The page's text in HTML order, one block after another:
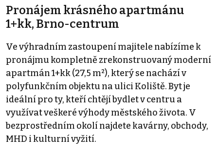
Pronájem krásného apartmánu
1+kk, Brno-centrum
Ve výhradním zastoupení majitele nabízíme k
pronájmu kompletně zrekonstruovaný moderní
apartmán 1+kk (27,5 m²), který se nachází v
polyfunkčním objektu na ulici Koliště. Byt je
ideální pro ty, kteří chtějí bydlet v centru a
využívat veškeré výhody městského života. V
bezprostředním okolí najdete kavárny, obchody,
MHD i kulturní vyžití.